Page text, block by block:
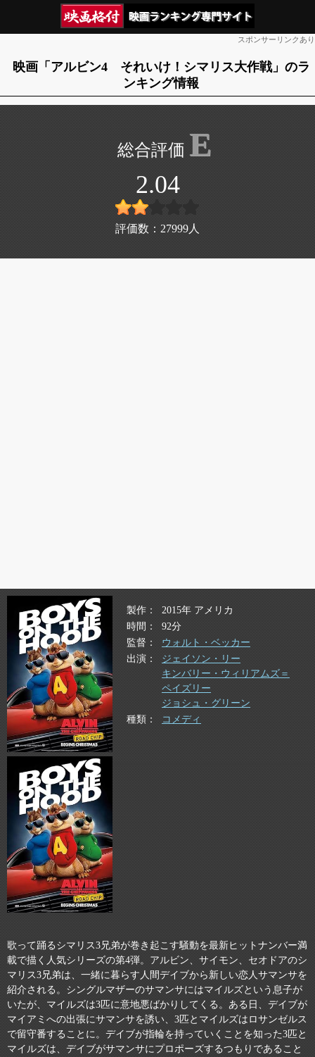
スポンサーリンクあり
映画「アルビン4 それいけ！シマリス大作戦」のラ
ンキング情報
E
2.04
評価数： 27999 人
製作
2015年 アメリカ
時間
92分
監督
ウォルト・ベッカー
出演
ジェイソン・リー
キンバリー・ウィリアムズ＝
ペイズリー
ジョシュ・グリーン
種類
コメディ
歌って踊るシマリス3兄弟が巻き起こす騒動を最新ヒットナンバー満
載で描く人気シリーズの第4弾。アルビン、サイモン、セオドアのシ
マリス3兄弟は、一緒に暮らす人間デイブから新しい恋人サマンサを
紹介される。シングルマザーのサマンサにはマイルズという息子が
いたが、マイルズは3匹に意地悪ばかりしてくる。ある日、デイブが
マイアミへの出張にサマンサを誘い、3匹とマイルズはロサンゼルス
で留守番することに。デイブが指輪を持っていくことを知った3匹と
マイルズは、デイブがサマンサにプロポーズするつもりであること